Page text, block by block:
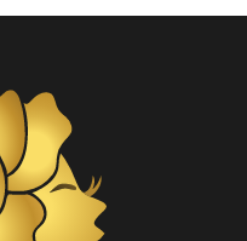
espuma es tan ligera y densa
suciedad aceitosa de la piel y
contiene arroz y otros
ingredientes. Hidrata la
hermosa piel mientras la limpia.
Después del lavado, la piel está
limpia y clara, refrescante,